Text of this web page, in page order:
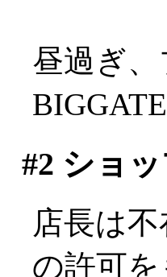
昼過ぎ
BIGGATE
#2 ショ
店長は
の許可を